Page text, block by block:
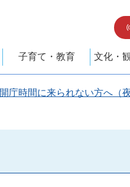
子育て・教育 文化・
開庁時間に来られない方へ（